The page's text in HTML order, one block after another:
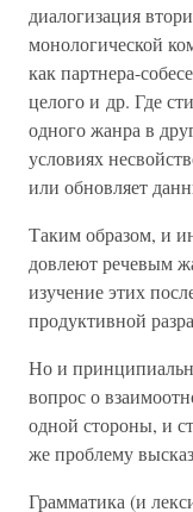
диалогизация
монологической
как партнера-
целого и др. Где
одного жанра в
условиях
или обновляет
Таким образом, и
довлеют речевым
изучение этих
продуктивной
Но и
вопрос о
одной стороны, и
же проблему
Грамматика (и